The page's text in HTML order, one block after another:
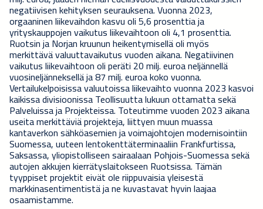
negatiivisen kehityksen seurauksena. Vuonna 2023,
orgaaninen liikevaihdon kasvu oli 5,6 prosenttia ja
yrityskauppojen vaikutus liikevaihtoon oli 4,1 prosenttia.
Ruotsin ja Norjan kruunun heikentymisellä oli myös
merkittävä valuuttavaikutus vuoden aikana. Negatiivinen
vaikutus liikevaihtoon oli peräti 20 milj. euroa neljännellä
vuosineljänneksellä ja 87 milj. euroa koko vuonna.
Vertailukelpoisissa valuutoissa liikevaihto vuonna 2023 kasvoi
kaikissa divisioonissa Teollisuutta lukuun ottamatta sekä
Palveluissa ja Projekteissa. Toteutimme vuoden 2023 aikana
useita merkittäviä projekteja, liittyen muun muassa
kantaverkon sähköasemien ja voimajohtojen modernisointiin
Suomessa, uuteen lentokenttäterminaaliin Frankfurtissa,
Saksassa, yliopistolliseen sairaalaan Pohjois-Suomessa sekä
autojen akkujen kierrätyslaitokseen Ruotsissa. Tämän
tyyppiset projektit eivät ole riippuvaisia yleisestä
markkinasentimentistä ja ne kuvastavat hyvin laajaa
osaamistamme.